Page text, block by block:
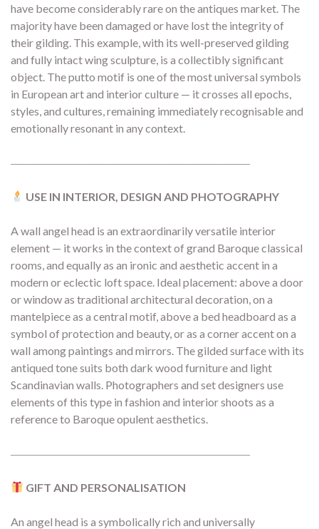
have become considerably rare on the antiques market. The
majority have been damaged or have lost the integrity of
their gilding. This example, with its well-preserved gilding
and fully intact wing sculpture, is a collectibly significant
object. The putto motif is one of the most universal symbols
in European art and interior culture — it crosses all epochs,
styles, and cultures, remaining immediately recognisable and
emotionally resonant in any context.
―――――――――――――――――――――
USE IN INTERIOR, DESIGN AND PHOTOGRAPHY
A wall angel head is an extraordinarily versatile interior
element — it works in the context of grand Baroque classical
rooms, and equally as an ironic and aesthetic accent in a
modern or eclectic loft space. Ideal placement: above a door
or window as traditional architectural decoration, on a
mantelpiece as a central motif, above a bed headboard as a
symbol of protection and beauty, or as a corner accent on a
wall among paintings and mirrors. The gilded surface with its
antiqued tone suits both dark wood furniture and light
Scandinavian walls. Photographers and set designers use
elements of this type in fashion and interior shoots as a
reference to Baroque opulent aesthetics.
―――――――――――――――――――――
GIFT AND PERSONALISATION
An angel head is a symbolically rich and universally